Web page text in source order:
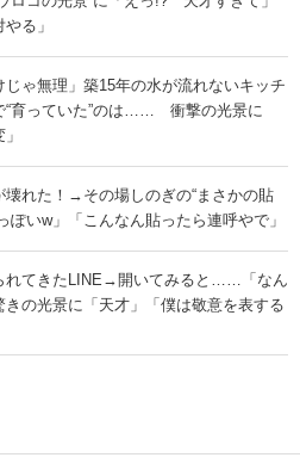
る」
じゃ無理」築15年の水が流れないキッチ
“育っていた”のは…… 衝撃の光景に
壊れた！→その場しのぎの“まさかの貼
ぽいw」「こんなん貼ったら連呼やで」
れてきたLINE→開いてみると……「なん
の光景に「天才」「僕は敬意を表する